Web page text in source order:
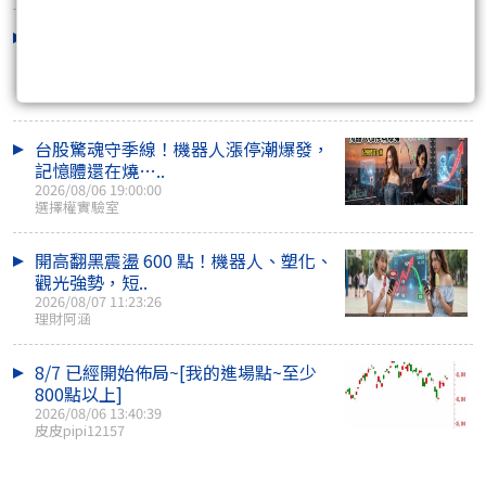
台股驚魂守季線！機器人漲停潮爆發，
記憶體還在燒…..
2026/08/06 19:00:00
選擇權實驗室
開高翻黑震盪 600 點！機器人、塑化、
觀光強勢，短..
2026/08/07 11:23:26
理財阿涵
8/7 已經開始佈局~[我的進場點~至少
800點以上]
2026/08/06 13:40:39
皮皮pipi12157